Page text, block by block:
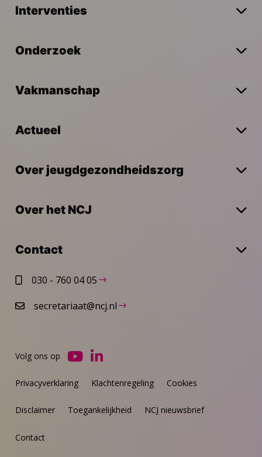
Interventies
Onderzoek
Vakmanschap
Actueel
Over jeugdgezondheidszorg
Over het NCJ
Contact
030 - 760 04 05
secretariaat@ncj.nl
Privacyverklaring Klachtenregeling Cookies
Disclaimer Toegankelijkheid NCJ nieuwsbrief
Contact
Volg ons op
Ga
YouTube
Ga